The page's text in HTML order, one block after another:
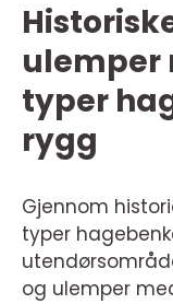
ulemper
typer
rygg
Gjennom
typer
og ulemper